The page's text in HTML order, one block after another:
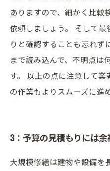
ありますので、細かく比較
依頼しましょう。 そして
りと確認することも忘れず
まで読み込んで、不明点は
す。 以上の点に注意して
の作業もよりスムーズに進
3：予算の見積もりには余
大規模修繕は建物や設備を